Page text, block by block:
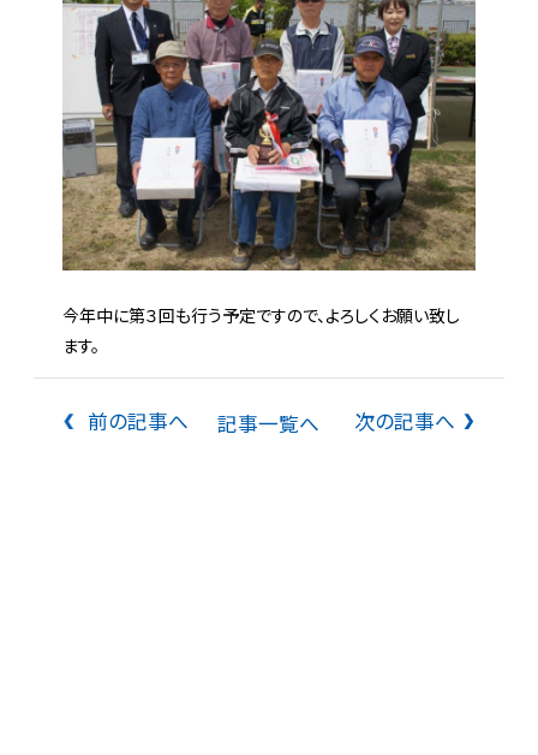
今年中に第３回も行う予定ですので、よろしくお願い致し
ます。
前の記事へ 次の記事へ
記事一覧へ